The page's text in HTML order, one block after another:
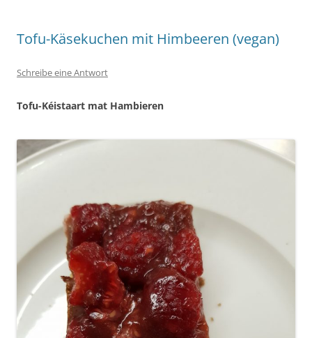
Tofu-Käsekuchen mit Himbeeren (vegan)
Schreibe eine Antwort
Tofu-Kéistaart mat Hambieren